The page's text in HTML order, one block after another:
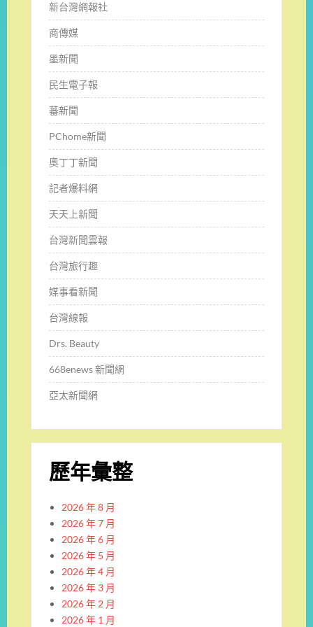
新台灣網報社
商傳媒
墨新聞
民生電子報
蕃新聞
PChome新聞
奧丁丁新聞
記者爆料網
天天上新聞
台灣新聞雲報
台灣旅行趣
媒事看新聞
台灣線報
Drs. Beauty
668enews 新聞網
亞太新聞網
歷年彙整
2026 年 8 月
2026 年 7 月
2026 年 6 月
2026 年 5 月
2026 年 4 月
2026 年 3 月
2026 年 2 月
2026 年 1 月